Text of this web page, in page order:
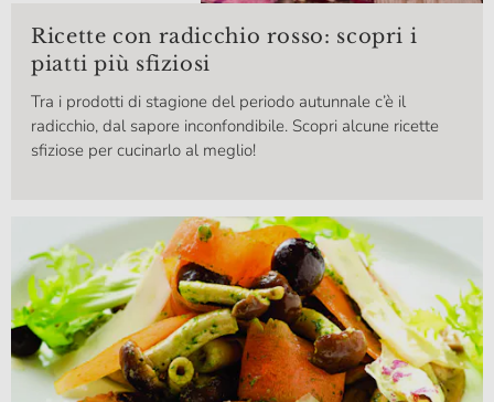
Ricette con radicchio rosso: scopri i
piatti più sfiziosi
Tra i prodotti di stagione del periodo autunnale c’è il
radicchio, dal sapore inconfondibile. Scopri alcune ricette
sfiziose per cucinarlo al meglio!